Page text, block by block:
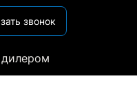
звонок